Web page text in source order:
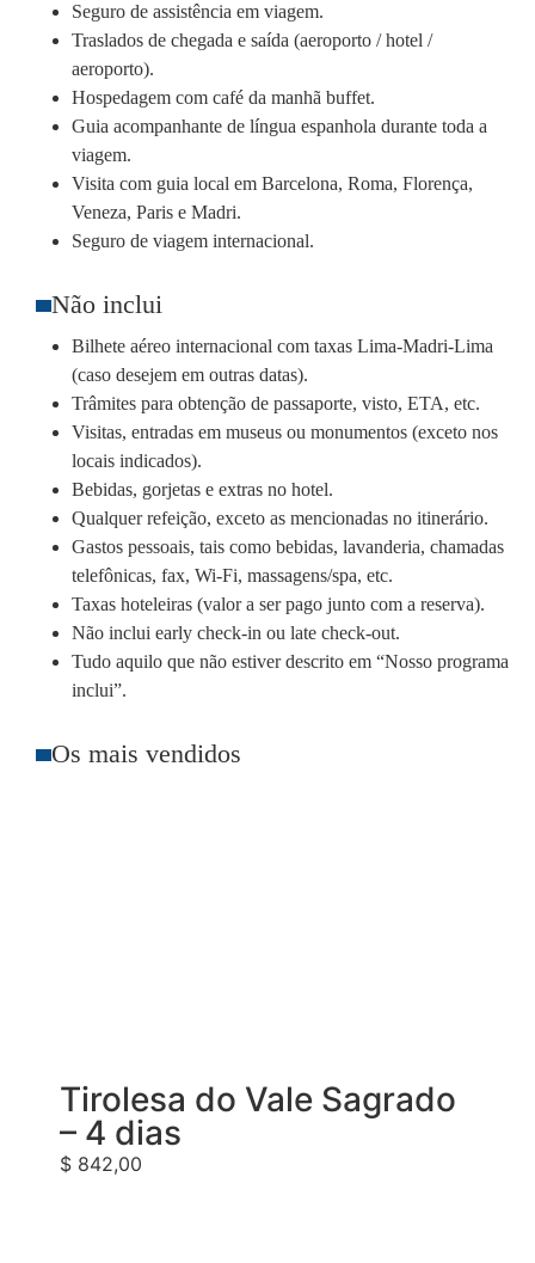
Seguro de assistência em viagem.
Traslados de chegada e saída (aeroporto / hotel /
aeroporto).
Hospedagem com café da manhã buffet.
Guia acompanhante de língua espanhola durante toda a
viagem.
Visita com guia local em Barcelona, Roma, Florença,
Veneza, Paris e Madri.
Seguro de viagem internacional.
Não inclui
Bilhete aéreo internacional com taxas Lima-Madri-Lima
(caso desejem em outras datas).
Trâmites para obtenção de passaporte, visto, ETA, etc.
Visitas, entradas em museus ou monumentos (exceto nos
locais indicados).
Bebidas, gorjetas e extras no hotel.
Qualquer refeição, exceto as mencionadas no itinerário.
Gastos pessoais, tais como bebidas, lavanderia, chamadas
telefônicas, fax, Wi-Fi, massagens/spa, etc.
Taxas hoteleiras (valor a ser pago junto com a reserva).
Não inclui early check-in ou late check-out.
Tudo aquilo que não estiver descrito em “Nosso programa
inclui”.
Os mais vendidos
Tirolesa do Vale Sagrado
– 4 dias
$ 842,00